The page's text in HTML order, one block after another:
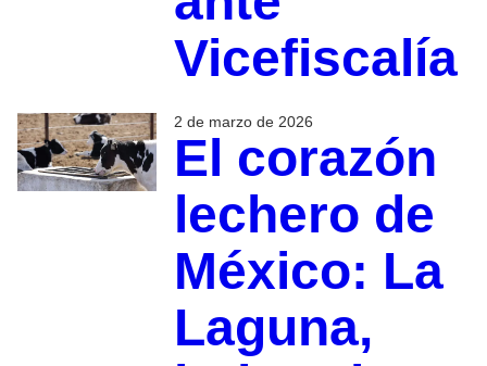
Vicefiscalía
2 de marzo de 2026
El corazón
lechero de
México: La
Laguna,